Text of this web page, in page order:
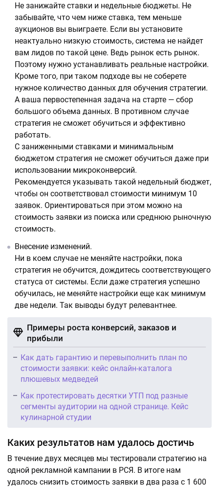
Не занижайте ставки и недельные бюджеты. Не
забывайте, что чем ниже ставка, тем меньше
аукционов вы выиграете. Если вы установите
неактуально низкую стоимость, система не найдет
вам лидов по такой цене. Ведь рынок есть рынок.
Поэтому нужно устанавливать реальные настройки.
Кроме того, при таком подходе вы не соберете
нужное количество данных для обучения стратегии.
А ваша первостепенная задача на старте — сбор
большого объема данных. В противном случае
стратегия не сможет обучиться и эффективно
работать.
С заниженными ставками и минимальным
бюджетом стратегия не сможет обучиться даже при
использовании микроконверсий.
Рекомендуется указывать такой недельный бюджет,
чтобы он соответствовал стоимости минимум 10
заявок. Ориентироваться при этом можно на
стоимость заявки из поиска или среднюю рыночную
стоимость.
Внесение изменений.
Ни в коем случае не меняйте настройки, пока
стратегия не обучится, дождитесь соответствующего
статуса от системы. Если даже стратегия успешно
обучилась, не меняйте настройки еще как минимум
две недели. Так выводы будут релевантнее.
Примеры роста конверсий, заказов и
прибыли
Как дать гарантию и перевыполнить план по
стоимости заявки: кейс онлайн-каталога
плюшевых медведей
Как протестировать десятки УТП под разные
сегменты аудитории на одной странице. Кейс
кулинарной студии
Каких результатов нам удалось достичь
В течение двух месяцев мы тестировали стратегию на
одной рекламной кампании в РСЯ. В итоге нам
удалось снизить стоимость заявки в два раза с 1 600